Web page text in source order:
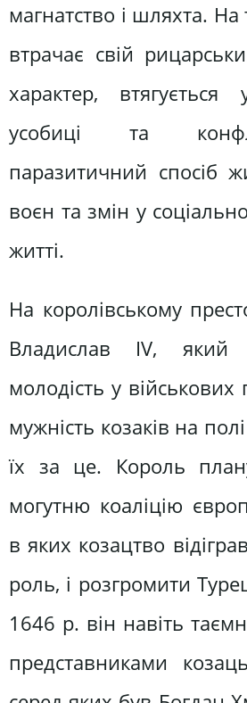
магнатство і шляхта.
втрачає свій
характер, втягується
усобиці та
паразитичний спосіб
воєн та змін у
житті.
На королівському
Владислав IV, який
молодість у
мужність козаків на
їх за це. Король
могутню коаліцію
в яких козацтво
роль, і розгромити
1646 р. він навіть
представниками